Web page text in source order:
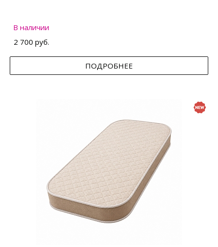
В наличии
2 700 руб.
ПОДРОБНЕЕ